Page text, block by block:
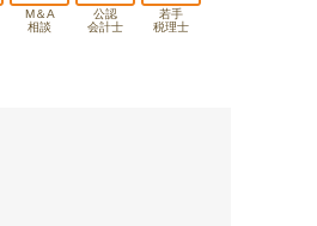
M＆A
相談
公認
会計士
若手
税理士